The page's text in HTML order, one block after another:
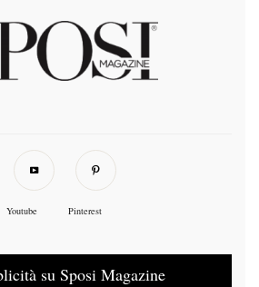
Youtube Pinterest
su Sposi Magazine